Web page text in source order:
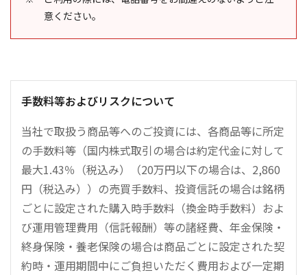
意ください。
手数料等およびリスクについて
当社で取扱う商品等へのご投資には、各商品等に所定
の手数料等（国内株式取引の場合は約定代金に対して
最大1.43％（税込み）（20万円以下の場合は、2,860
円（税込み））の売買手数料、投資信託の場合は銘柄
ごとに設定された購入時手数料（換金時手数料）およ
び運用管理費用（信託報酬）等の諸経費、年金保険・
終身保険・養老保険の場合は商品ごとに設定された契
約時・運用期間中にご負担いただく費用および一定期